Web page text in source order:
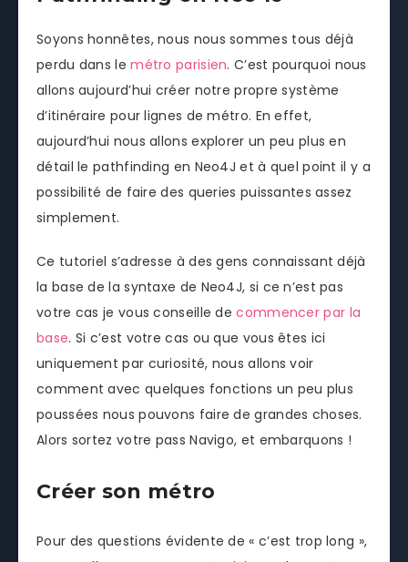
Soyons honnêtes, nous nous sommes tous déjà
perdu dans lemétro parisien. C’est pourquoi nous
allons aujourd’hui créer notre propre système
d’itinéraire pour lignes de métro. En effet,
aujourd’hui nous allons explorer un peu plus en
détail le pathfinding en Neo4J et à quel point il y a
possibilité de faire des queries puissantes assez
simplement.
Ce tutoriel s’adresse à des gens connaissant déjà
la base de la syntaxe de Neo4J, si ce n’est pas
votre cas je vous conseille decommencer par la
base. Si c’est votre cas ou que vous êtes ici
uniquement par curiosité, nous allons voir
comment avec quelques fonctions un peu plus
poussées nous pouvons faire de grandes choses.
Alors sortez votre pass Navigo, et embarquons !
Créer son métro
Pour des questions évidente de « c’est trop long »,